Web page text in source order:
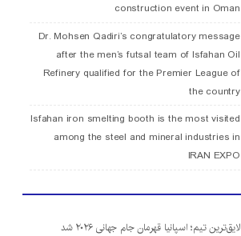
construction event in Oman
Dr. Mohsen Qadiri’s congratulatory message
after the men’s futsal team of Isfahan Oil
Refinery qualified for the Premier League of
the country
Isfahan iron smelting booth is the most visited
among the steel and mineral industries in
IRAN EXPO
لایق‌ترین تیم؛ اسپانیا قهرمان جام جهانی ۲۰۲۶ شد